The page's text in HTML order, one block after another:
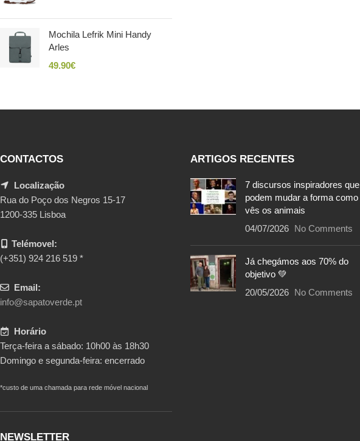
Mochila Lefrik Mini Handy
Arles
49.90€
CONTACTOS
Localização
Rua do Poço dos Negros 15-17
1200-335 Lisboa
Telémovel:
(+351) 924 216 519 *
Email:
info@sapatoverde.pt
Horário
Terça-feira a sábado: 10h00 às 18h30
Domingo e segunda-feira: encerrado
*custo de uma chamada para rede móvel nacional
NEWSLETTER
ARTIGOS RECENTES
7 discursos inspiradores que
podem mudar a forma como
vês os animais
04/07/2026 No Comments
Já chegámos aos 70% do
objetivo 💚
20/05/2026 No Comments